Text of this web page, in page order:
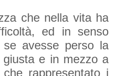
che nella vita ha
ed in senso
avesse perso la
e in mezzo a
rappresentato i